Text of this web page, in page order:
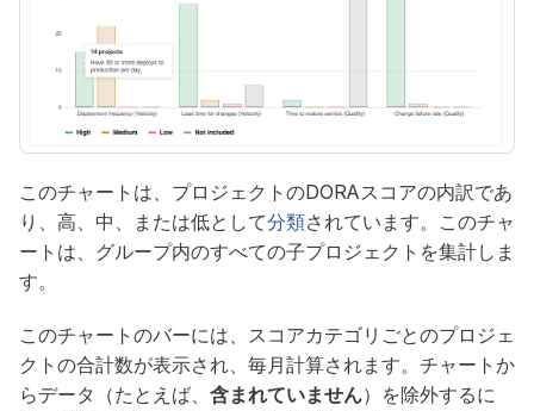
このチャートは、プロジェクトのDORAスコアの内訳であ
り、高、中、または低として分類されています。このチャ
ートは、グループ内のすべての子プロジェクトを集計しま
す。
このチャートのバーには、スコアカテゴリごとのプロジェ
クトの合計数が表示され、毎月計算されます。チャートか
らデータ（たとえば、 含まれていません）を除外するに